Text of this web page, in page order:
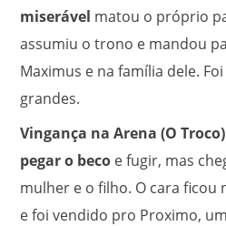
miserável matou o próprio
assumiu o trono e mandou
Maximus e na família dele.
grandes.
Vingança na Arena (O
pegar o beco e fugir, mas
mulher e o filho. O cara ficou
e foi vendido pro Proximo,